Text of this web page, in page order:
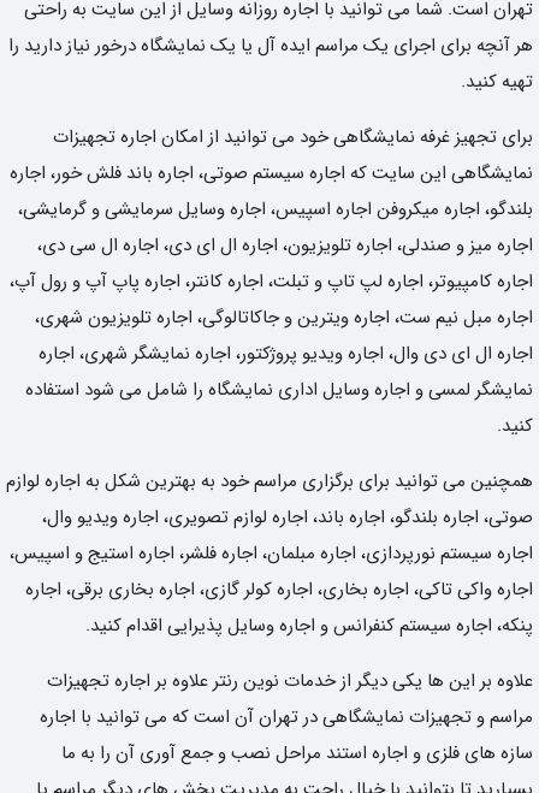
تهران است. شما می توانید با اجاره روزانه وسایل از این سایت به راحتی
هر آنچه برای اجرای یک مراسم ایده آل یا یک نمایشگاه درخور نیاز دارید را
تهیه کنید.
برای تجهیز غرفه نمایشگاهی خود می توانید از امکان اجاره تجهیزات
نمایشگاهی این سایت که اجاره سیستم صوتی، اجاره باند فلش خور، اجاره
بلندگو، اجاره میکروفن اجاره اسپیس، اجاره وسایل سرمایشی و گرمایشی،
اجاره میز و صندلی، اجاره تلویزیون، اجاره ال ای دی، اجاره ال سی دی،
اجاره کامپیوتر، اجاره لپ تاپ و تبلت، اجاره کانتر، اجاره پاپ آپ و رول آپ،
اجاره مبل نیم ست، اجاره ویترین و جاکاتالوگی، اجاره تلویزیون شهری،
اجاره ال ای دی وال، اجاره ویدیو پروژکتور، اجاره نمایشگر شهری، اجاره
نمایشگر لمسی و اجاره وسایل اداری نمایشگاه را شامل می شود استفاده
کنید.
همچنین می توانید برای برگزاری مراسم خود به بهترین شکل به اجاره لوازم
صوتی، اجاره بلندگو، اجاره باند، اجاره لوازم تصویری، اجاره ویدیو وال،
اجاره سیستم نورپردازی، اجاره مبلمان، اجاره فلشر، اجاره استیج و اسپیس،
اجاره واکی تاکی، اجاره بخاری، اجاره کولر گازی، اجاره بخاری برقی، اجاره
پنکه، اجاره سیستم کنفرانس و اجاره وسایل پذیرایی اقدام کنید.
علاوه بر این ها یکی دیگر از خدمات نوین رنتر علاوه بر اجاره تجهیزات
مراسم و تجهیزات نمایشگاهی در تهران آن است که می توانید با اجاره
سازه های فلزی و اجاره استند مراحل نصب و جمع آوری آن را به ما